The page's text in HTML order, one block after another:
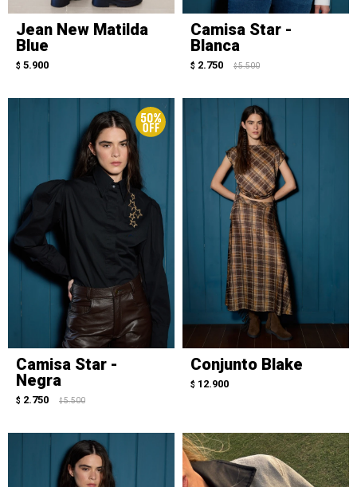
Jean New Matilda
Blue
$ 5.900
Camisa Star -
Blanca
$ 2.750 $ 5.500
Camisa Star -
Negra
$ 2.750 $ 5.500
Conjunto Blake
$ 12.900